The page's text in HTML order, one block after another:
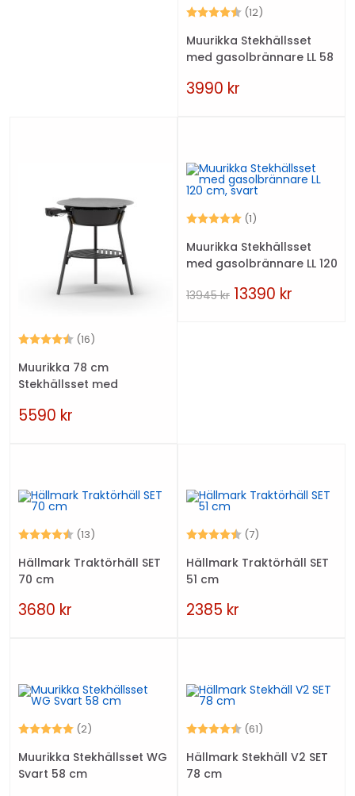
Betyg: (12)
Muurikka Stekhällsset
med gasolbrännare LL 58
3990 kr
Betyg: (16)
Muurikka 78 cm
Stekhällsset med
5590 kr
Betyg: (1)
Muurikka Stekhällsset
med gasolbrännare LL 120
13945kr 13390 kr
Betyg: (13)
4.2 utav 5 stjärnor
Hällmark Traktörhäll SET
70 cm
3680 kr
Betyg: (7)
Hällmark Traktörhäll SET
51 cm
2385 kr
Betyg: (2)
5.0 utav 5 stjärnor
Muurikka Stekhällsset WG
Svart 58 cm
Betyg: (61)
Hällmark Stekhäll V2 SET
78 cm